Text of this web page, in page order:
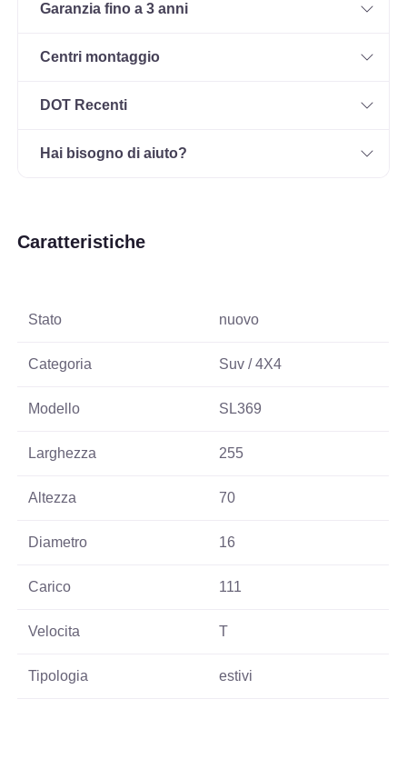
Garanzia fino a 3 anni
Centri montaggio
DOT Recenti
Hai bisogno di aiuto?
Caratteristiche
Stato nuovo
Categoria Suv / 4X4
Modello SL369
Larghezza 255
Altezza 70
Diametro 16
Carico 111
Velocita T
Tipologia estivi